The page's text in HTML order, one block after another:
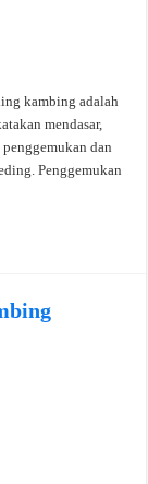
kambing adalah
mendasar,
dan
Penggemukan